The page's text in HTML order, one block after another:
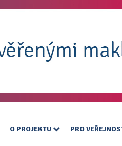
O PROJEKTU PRO